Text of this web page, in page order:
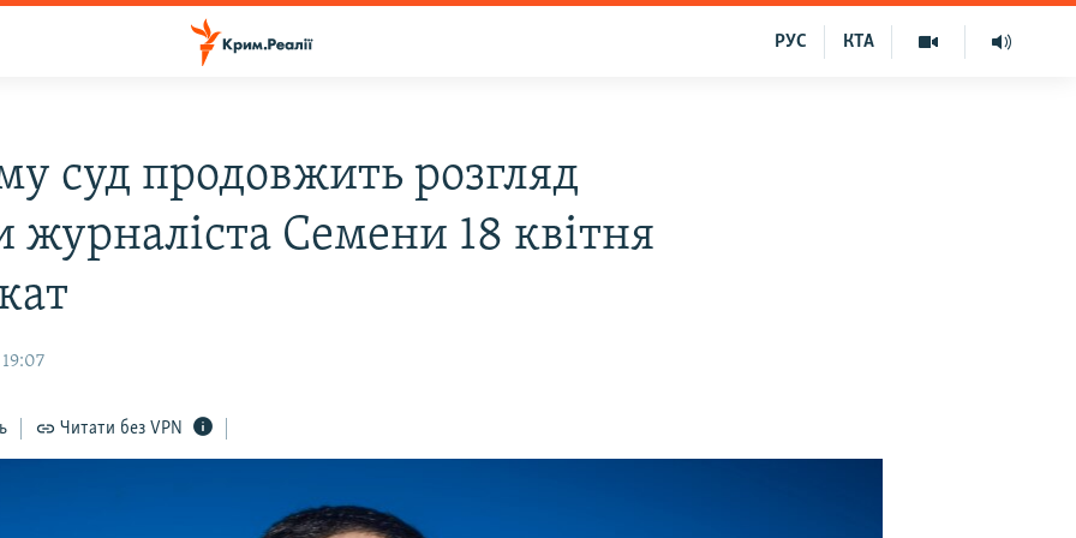
КТА
РУС
суд продовжить розгляд
журналіста Семени 18 квітня
Читати без VPN